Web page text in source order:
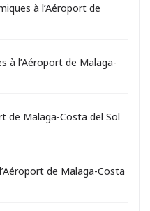
à l’Aéroport de
à l’Aéroport de Malaga-
de Malaga-Costa del Sol
de Malaga-Costa